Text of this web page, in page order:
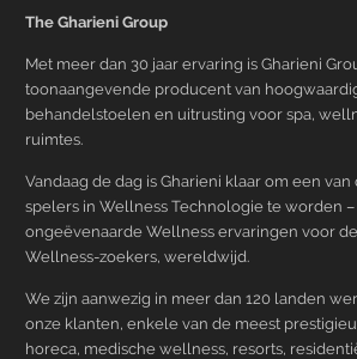
The Gharieni Group
Met meer dan 30 jaar ervaring is Gharieni
toonaangevende producent van
behandelstoelen en uitrusting voor spa,
ruimtes.
Vandaag de dag is Gharieni klaar om een
spelers in Wellness Technologie te worden
ongeëvenaarde Wellness ervaringen voor
Wellness-zoekers, wereldwijd.
We zijn aanwezig in meer dan 120 landen
onze klanten, enkele van de meest
horeca, medische wellness, resorts,